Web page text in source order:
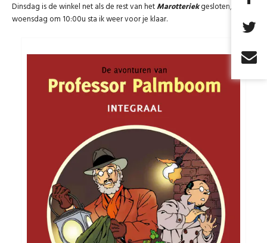
Pre release
Dinsdag is de winkel net als de rest van hetMarotteriekgesloten,
woensdag om 10:00u sta ik weer voor je klaar.